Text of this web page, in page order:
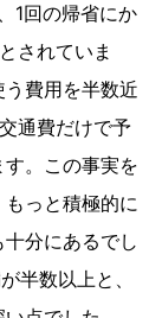
1回の帰省にか
されていま
費用を半数近
通費だけで予
。この事実を
っと積極的に
分にあるでし
半数以上と、